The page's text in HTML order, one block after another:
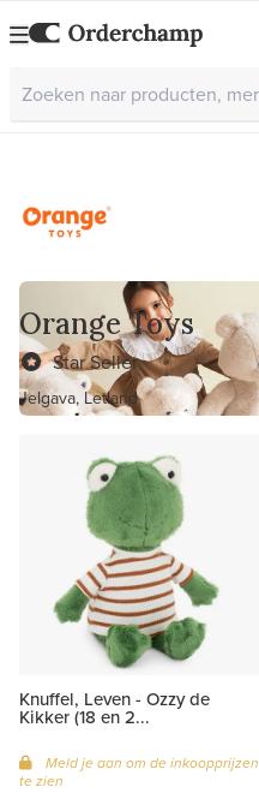
Orange Toys
Star Seller
Jelgava, Letland
Knuffel, Leven - Ozzy de
Kikker (18 en 2...
Meld je aan om de inkoopprijzen
te zien